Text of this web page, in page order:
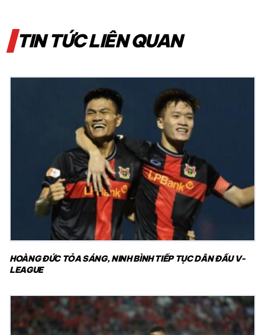
TIN TỨC LIÊN QUAN
HOÀNG ĐỨC TỎA SÁNG, NINH BÌNH TIẾP TỤC DẪN ĐẦU V-
LEAGUE